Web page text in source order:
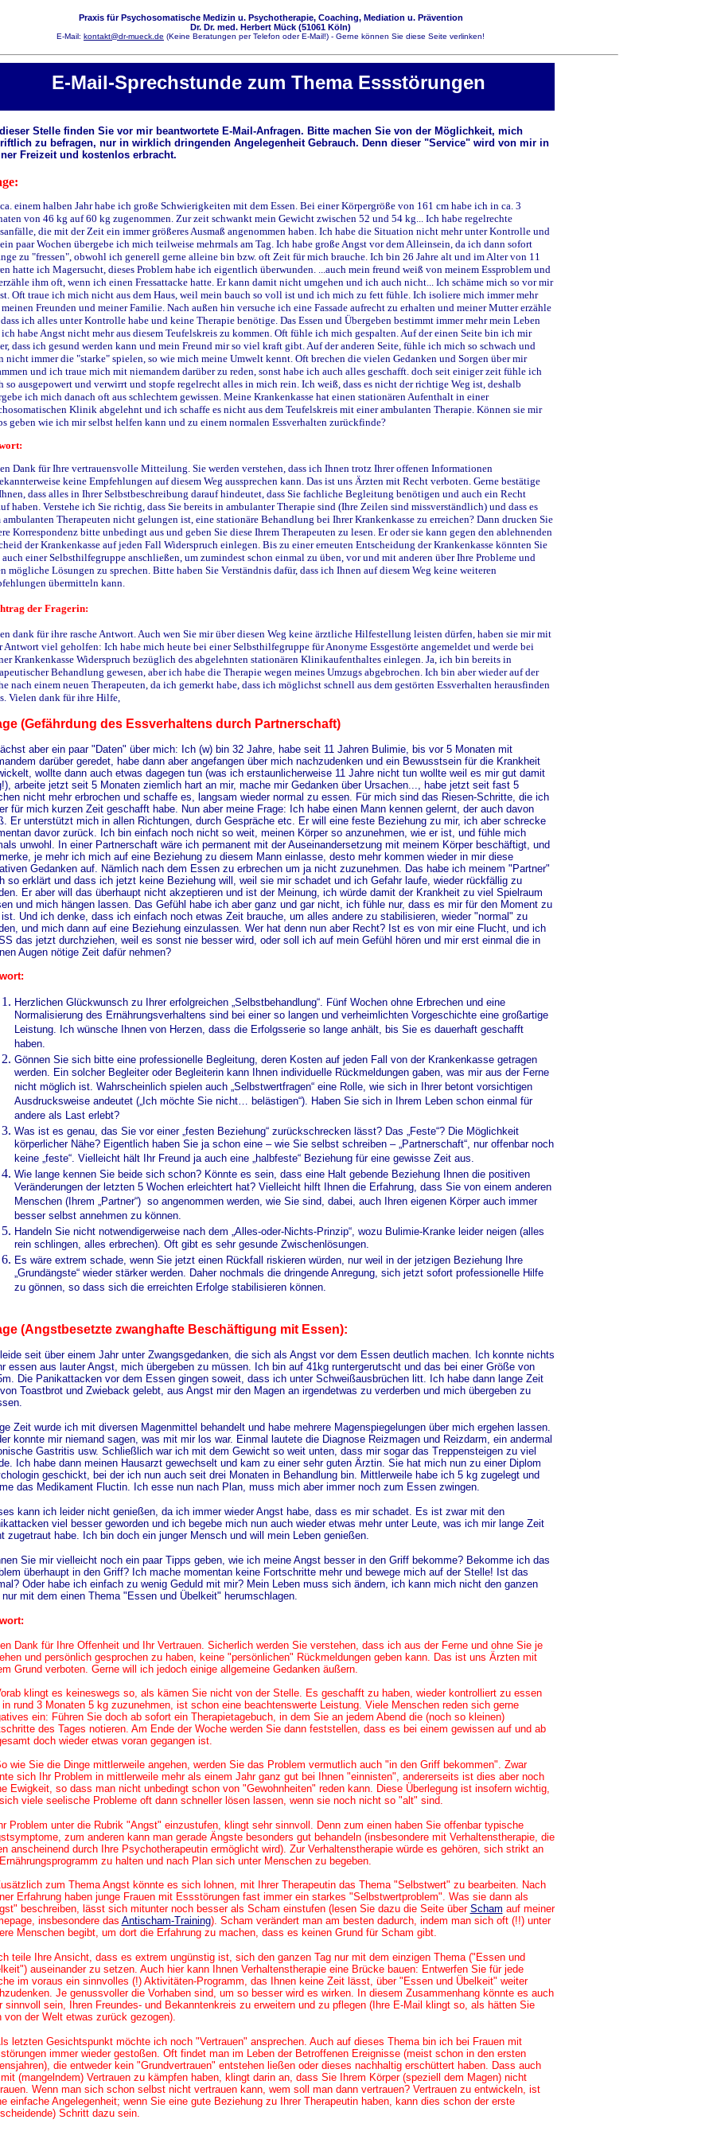
Praxis für Psychosomatische Medizin u. Psychotherapie, Coaching, Mediation u. Prävention
Dr. Dr. med. Herbert Mück (51061 Köln)
E-Mail: kontakt@dr-mueck.de (Keine Beratungen per Telefon oder E-Mail!) - Gerne können Sie diese Seite verlinken!
E-Mail-Sprechstunde zum Thema Essstörungen
Stelle finden Sie vor mir beantwortete E-Mail-Anfragen. Bitte machen Sie von der Möglichkeit, mich
zu befragen, nur in wirklich dringenden Angelegenheit Gebrauch. Denn dieser "Service" wird von mir in
Freizeit und kostenlos erbracht.
einem halben Jahr habe ich große Schwierigkeiten mit dem Essen. Bei einer Körpergröße von 161 cm habe ich in ca. 3
von 46 kg auf 60 kg zugenommen. Zur zeit schwankt mein Gewicht zwischen 52 und 54 kg... Ich habe regelrechte
die mit der Zeit ein immer größeres Ausmaß angenommen haben. Ich habe die Situation nicht mehr unter Kontrolle und
paar Wochen übergebe ich mich teilweise mehrmals am Tag. Ich habe große Angst vor dem Alleinsein, da ich dann sofort
zu "fressen", obwohl ich generell gerne alleine bin bzw. oft Zeit für mich brauche. Ich bin 26 Jahre alt und im Alter von 11
hatte ich Magersucht, dieses Problem habe ich eigentlich überwunden. ...auch mein freund weiß von meinem Essproblem und
ihm oft, wenn ich einen Fressattacke hatte. Er kann damit nicht umgehen und ich auch nicht... Ich schäme mich so vor mir
Oft traue ich mich nicht aus dem Haus, weil mein bauch so voll ist und ich mich zu fett fühle. Ich isoliere mich immer mehr
Freunden und meiner Familie. Nach außen hin versuche ich eine Fassade aufrecht zu erhalten und meiner Mutter erzähle
ich alles unter Kontrolle habe und keine Therapie benötige. Das Essen und Übergeben bestimmt immer mehr mein Leben
habe Angst nicht mehr aus diesem Teufelskreis zu kommen. Oft fühle ich mich gespalten. Auf der einen Seite bin ich mir
dass ich gesund werden kann und mein Freund mir so viel kraft gibt. Auf der anderen Seite, fühle ich mich so schwach und
nicht immer die "starke" spielen, so wie mich meine Umwelt kennt. Oft brechen die vielen Gedanken und Sorgen über mir
und ich traue mich mit niemandem darüber zu reden, sonst habe ich auch alles geschafft. doch seit einiger zeit fühle ich
so ausgepowert und verwirrt und stopfe regelrecht alles in mich rein. Ich weiß, dass es nicht der richtige Weg ist, deshalb
ich mich danach oft aus schlechtem gewissen. Meine Krankenkasse hat einen stationären Aufenthalt in einer
Klinik abgelehnt und ich schaffe es nicht aus dem Teufelskreis mit einer ambulanten Therapie. Können sie mir
geben wie ich mir selbst helfen kann und zu einem normalen Essverhalten zurückfinde?
Dank für Ihre vertrauensvolle Mitteilung. Sie werden verstehen, dass ich Ihnen trotz Ihrer offenen Informationen
keine Empfehlungen auf diesem Weg aussprechen kann. Das ist uns Ärzten mit Recht verboten. Gerne bestätige
dass alles in Ihrer Selbstbeschreibung darauf hindeutet, dass Sie fachliche Begleitung benötigen und auch ein Recht
haben. Verstehe ich Sie richtig, dass Sie bereits in ambulanter Therapie sind (Ihre Zeilen sind missverständlich) und dass es
ambulanten Therapeuten nicht gelungen ist, eine stationäre Behandlung bei Ihrer Krankenkasse zu erreichen? Dann drucken Sie
Korrespondenz bitte unbedingt aus und geben Sie diese Ihrem Therapeuten zu lesen. Er oder sie kann gegen den ablehnenden
der Krankenkasse auf jeden Fall Widerspruch einlegen. Bis zu einer erneuten Entscheidung der Krankenkasse könnten Sie
auch einer Selbsthilfegruppe anschließen, um zumindest schon einmal zu üben, vor und mit anderen über Ihre Probleme und
mögliche Lösungen zu sprechen. Bitte haben Sie Verständnis dafür, dass ich Ihnen auf diesem Weg keine weiteren
übermitteln kann.
der Fragerin:
dank für ihre rasche Antwort. Auch wen Sie mir über diesen Weg keine ärztliche Hilfestellung leisten dürfen, haben sie mir mit
Antwort viel geholfen: Ich habe mich heute bei einer Selbsthilfegruppe für Anonyme Essgestörte angemeldet und werde bei
Krankenkasse Widerspruch bezüglich des abgelehnten stationären Klinikaufenthaltes einlegen. Ja, ich bin bereits in
Behandlung gewesen, aber ich habe die Therapie wegen meines Umzugs abgebrochen. Ich bin aber wieder auf der
nach einem neuen Therapeuten, da ich gemerkt habe, dass ich möglichst schnell aus dem gestörten Essverhalten herausfinden
Vielen dank für ihre Hilfe,
(Gefährdung des Essverhaltens durch Partnerschaft)
aber ein paar "Daten" über mich: Ich (w) bin 32 Jahre, habe seit 11 Jahren Bulimie, bis vor 5 Monaten mit
darüber geredet, habe dann aber angefangen über mich nachzudenken und ein Bewusstsein für die Krankheit
wollte dann auch etwas dagegen tun (was ich erstaunlicherweise 11 Jahre nicht tun wollte weil es mir gut damit
arbeite jetzt seit 5 Monaten ziemlich hart an mir, mache mir Gedanken über Ursachen..., habe jetzt seit fast 5
nicht mehr erbrochen und schaffe es, langsam wieder normal zu essen. Für mich sind das Riesen-Schritte, die ich
für mich kurzen Zeit geschafft habe. Nun aber meine Frage: Ich habe einen Mann kennen gelernt, der auch davon
Er unterstützt mich in allen Richtungen, durch Gespräche etc. Er will eine feste Beziehung zu mir, ich aber schrecke
davor zurück. Ich bin einfach noch nicht so weit, meinen Körper so anzunehmen, wie er ist, und fühle mich
unwohl. In einer Partnerschaft wäre ich permanent mit der Auseinandersetzung mit meinem Körper beschäftigt, und
je mehr ich mich auf eine Beziehung zu diesem Mann einlasse, desto mehr kommen wieder in mir diese
Gedanken auf. Nämlich nach dem Essen zu erbrechen um ja nicht zuzunehmen. Das habe ich meinem "Partner"
so erklärt und dass ich jetzt keine Beziehung will, weil sie mir schadet und ich Gefahr laufe, wieder rückfällig zu
Er aber will das überhaupt nicht akzeptieren und ist der Meinung, ich würde damit der Krankheit zu viel Spielraum
und mich hängen lassen. Das Gefühl habe ich aber ganz und gar nicht, ich fühle nur, dass es mir für den Moment zu
Und ich denke, dass ich einfach noch etwas Zeit brauche, um alles andere zu stabilisieren, wieder "normal" zu
und mich dann auf eine Beziehung einzulassen. Wer hat denn nun aber Recht? Ist es von mir eine Flucht, und ich
das jetzt durchziehen, weil es sonst nie besser wird, oder soll ich auf mein Gefühl hören und mir erst einmal die in
Augen nötige Zeit dafür nehmen?
Herzlichen Glückwunsch zu Ihrer erfolgreichen „Selbstbehandlung“. Fünf Wochen ohne Erbrechen und eine
Normalisierung des Ernährungsverhaltens sind bei einer so langen und verheimlichten Vorgeschichte eine großartige
Leistung. Ich wünsche Ihnen von Herzen, dass die Erfolgsserie so lange anhält, bis Sie es dauerhaft geschafft
haben.
Gönnen Sie sich bitte eine professionelle Begleitung, deren Kosten auf jeden Fall von der Krankenkasse getragen
werden. Ein solcher Begleiter oder Begleiterin kann Ihnen individuelle Rückmeldungen gaben, was mir aus der Ferne
nicht möglich ist. Wahrscheinlich spielen auch „Selbstwertfragen“ eine Rolle, wie sich in Ihrer betont vorsichtigen
Ausdrucksweise andeutet („Ich möchte Sie nicht… belästigen“). Haben Sie sich in Ihrem Leben schon einmal für
andere als Last erlebt?
Was ist es genau, das Sie vor einer „festen Beziehung“ zurückschrecken lässt? Das „Feste“? Die Möglichkeit
körperlicher Nähe? Eigentlich haben Sie ja schon eine – wie Sie selbst schreiben – „Partnerschaft“, nur offenbar noch
keine „feste“. Vielleicht hält Ihr Freund ja auch eine „halbfeste“ Beziehung für eine gewisse Zeit aus.
Wie lange kennen Sie beide sich schon? Könnte es sein, dass eine Halt gebende Beziehung Ihnen die positiven
Veränderungen der letzten 5 Wochen erleichtert hat? Vielleicht hilft Ihnen die Erfahrung, dass Sie von einem anderen
Menschen (Ihrem „Partner“) so angenommen werden, wie Sie sind, dabei, auch Ihren eigenen Körper auch immer
besser selbst annehmen zu können.
Handeln Sie nicht notwendigerweise nach dem „Alles-oder-Nichts-Prinzip“, wozu Bulimie-Kranke leider neigen (alles
rein schlingen, alles erbrechen). Oft gibt es sehr gesunde Zwischenlösungen.
Es wäre extrem schade, wenn Sie jetzt einen Rückfall riskieren würden, nur weil in der jetzigen Beziehung Ihre
„Grundängste“ wieder stärker werden. Daher nochmals die dringende Anregung, sich jetzt sofort professionelle Hilfe
zu gönnen, so dass sich die erreichten Erfolge stabilisieren können.
(Angstbesetzte zwanghafte Beschäftigung mit Essen):
leide seit über einem Jahr unter Zwangsgedanken, die sich als Angst vor dem Essen deutlich machen. Ich konnte nichts
essen aus lauter Angst, mich übergeben zu müssen. Ich bin auf 41kg runtergerutscht und das bei einer Größe von
Die Panikattacken vor dem Essen gingen soweit, dass ich unter Schweißausbrüchen litt. Ich habe dann lange Zeit
Toastbrot und Zwieback gelebt, aus Angst mir den Magen an irgendetwas zu verderben und mich übergeben zu
Zeit wurde ich mit diversen Magenmittel behandelt und habe mehrere Magenspiegelungen über mich ergehen lassen.
konnte mir niemand sagen, was mit mir los war. Einmal lautete die Diagnose Reizmagen und Reizdarm, ein andermal
Gastritis usw. Schließlich war ich mit dem Gewicht so weit unten, dass mir sogar das Treppensteigen zu viel
Ich habe dann meinen Hausarzt gewechselt und kam zu einer sehr guten Ärztin. Sie hat mich nun zu einer Diplom
geschickt, bei der ich nun auch seit drei Monaten in Behandlung bin. Mittlerweile habe ich 5 kg zugelegt und
das Medikament Fluctin. Ich esse nun nach Plan, muss mich aber immer noch zum Essen zwingen.
kann ich leider nicht genießen, da ich immer wieder Angst habe, dass es mir schadet. Es ist zwar mit den
viel besser geworden und ich begebe mich nun auch wieder etwas mehr unter Leute, was ich mir lange Zeit
zugetraut habe. Ich bin doch ein junger Mensch und will mein Leben genießen.
Sie mir vielleicht noch ein paar Tipps geben, wie ich meine Angst besser in den Griff bekomme? Bekomme ich das
überhaupt in den Griff? Ich mache momentan keine Fortschritte mehr und bewege mich auf der Stelle! Ist das
Oder habe ich einfach zu wenig Geduld mit mir? Mein Leben muss sich ändern, ich kann mich nicht den ganzen
nur mit dem einen Thema "Essen und Übelkeit" herumschlagen.
Dank für Ihre Offenheit und Ihr Vertrauen. Sicherlich werden Sie verstehen, dass ich aus der Ferne und ohne Sie je
und persönlich gesprochen zu haben, keine "persönlichen" Rückmeldungen geben kann. Das ist uns Ärzten mit
Grund verboten. Gerne will ich jedoch einige allgemeine Gedanken äußern.
klingt es keineswegs so, als kämen Sie nicht von der Stelle. Es geschafft zu haben, wieder kontrolliert zu essen
in rund 3 Monaten 5 kg zuzunehmen, ist schon eine beachtenswerte Leistung. Viele Menschen reden sich gerne
ein: Führen Sie doch ab sofort ein Therapietagebuch, in dem Sie an jedem Abend die (noch so kleinen)
des Tages notieren. Am Ende der Woche werden Sie dann feststellen, dass es bei einem gewissen auf und ab
doch wieder etwas voran gegangen ist.
wie Sie die Dinge mittlerweile angehen, werden Sie das Problem vermutlich auch "in den Griff bekommen". Zwar
sich Ihr Problem in mittlerweile mehr als einem Jahr ganz gut bei Ihnen "einnisten", andererseits ist dies aber noch
Ewigkeit, so dass man nicht unbedingt schon von "Gewohnheiten" reden kann. Diese Überlegung ist insofern wichtig,
viele seelische Probleme oft dann schneller lösen lassen, wenn sie noch nicht so "alt" sind.
Problem unter die Rubrik "Angst" einzustufen, klingt sehr sinnvoll. Denn zum einen haben Sie offenbar typische
zum anderen kann man gerade Ängste besonders gut behandeln (insbesondere mit Verhaltenstherapie, die
anscheinend durch Ihre Psychotherapeutin ermöglicht wird). Zur Verhaltenstherapie würde es gehören, sich strikt an
zu halten und nach Plan sich unter Menschen zu begeben.
zum Thema Angst könnte es sich lohnen, mit Ihrer Therapeutin das Thema "Selbstwert" zu bearbeiten. Nach
Erfahrung haben junge Frauen mit Essstörungen fast immer ein starkes "Selbstwertproblem". Was sie dann als
beschreiben, lässt sich mitunter noch besser als Scham einstufen (lesen Sie dazu die Seite über Scham auf meiner
insbesondere das Antischam-Training). Scham verändert man am besten dadurch, indem man sich oft (!!) unter
Menschen begibt, um dort die Erfahrung zu machen, dass es keinen Grund für Scham gibt.
teile Ihre Ansicht, dass es extrem ungünstig ist, sich den ganzen Tag nur mit dem einzigen Thema ("Essen und
auseinander zu setzen. Auch hier kann Ihnen Verhaltenstherapie eine Brücke bauen: Entwerfen Sie für jede
im voraus ein sinnvolles (!) Aktivitäten-Programm, das Ihnen keine Zeit lässt, über "Essen und Übelkeit" weiter
Je genussvoller die Vorhaben sind, um so besser wird es wirken. In diesem Zusammenhang könnte es auch
sinnvoll sein, Ihren Freundes- und Bekanntenkreis zu erweitern und zu pflegen (Ihre E-Mail klingt so, als hätten Sie
von der Welt etwas zurück gezogen).
letzten Gesichtspunkt möchte ich noch "Vertrauen" ansprechen. Auch auf dieses Thema bin ich bei Frauen mit
immer wieder gestoßen. Oft findet man im Leben der Betroffenen Ereignisse (meist schon in den ersten
die entweder kein "Grundvertrauen" entstehen ließen oder dieses nachhaltig erschüttert haben. Dass auch
(mangelndem) Vertrauen zu kämpfen haben, klingt darin an, dass Sie Ihrem Körper (speziell dem Magen) nicht
Wenn man sich schon selbst nicht vertrauen kann, wem soll man dann vertrauen? Vertrauen zu entwickeln, ist
einfache Angelegenheit; wenn Sie eine gute Beziehung zu Ihrer Therapeutin haben, kann dies schon der erste
Schritt dazu sein.